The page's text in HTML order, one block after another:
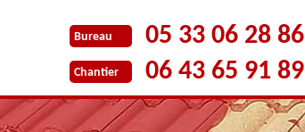
Bureau 05 33 06 28 86
Chantier 06 43 65 91 89